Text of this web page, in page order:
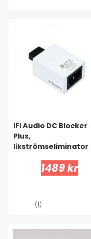
iFi Audio DC Blocker
Plus,
likströmseliminator
1489 kr
(1)